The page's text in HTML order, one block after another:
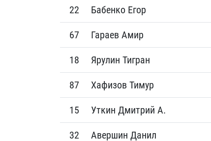
22 Бабенко Егор
67 Гараев Амир
18 Ярулин Тигран
87 Хафизов Тимур
15 Уткин Дмитрий А.
32 Авершин Данил